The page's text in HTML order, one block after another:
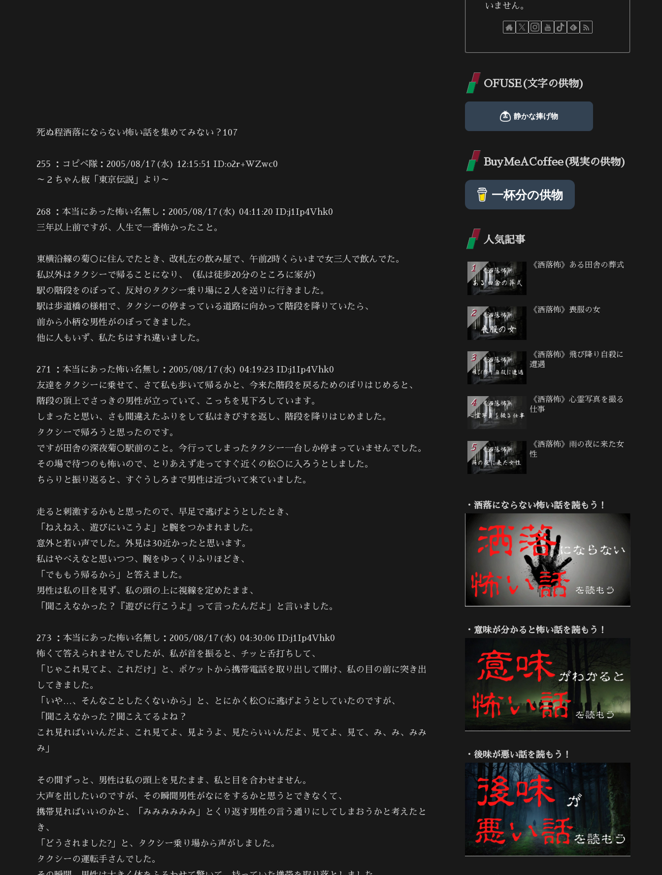
死ぬ程洒落にならない怖い話を集めてみない？107
255 ：コピペ隊：2005/08/17(水) 12:15:51 ID:o2r+WZwc0
～２ちゃん板「東京伝説」より～
268 ：本当にあった怖い名無し：2005/08/17(水) 04:11:20 ID:j1Ip4Vhk0
三年以上前ですが、人生で一番怖かったこと。
東横沿線の菊○に住んでたとき、改札左の飲み屋で、午前2時くらいまで女三人で飲んでた。
私以外はタクシーで帰ることになり、（私は徒歩20分のところに家が）
駅の階段をのぼって、反対のタクシー乗り場に２人を送りに行きました。
駅は歩道橋の様相で、タクシーの停まっている道路に向かって階段を降りていたら、
前から小柄な男性がのぼってきました。
他に人もいず、私たちはすれ違いました。
271 ：本当にあった怖い名無し：2005/08/17(水) 04:19:23 ID:j1Ip4Vhk0
友達をタクシーに乗せて、さて私も歩いて帰るかと、今来た階段を戻るためのぼりはじめると、
階段の頂上でさっきの男性が立っていて、こっちを見下ろしています。
しまったと思い、さも間違えたふりをして私はきびすを返し、階段を降りはじめました。
タクシーで帰ろうと思ったのです。
ですが田舎の深夜菊○駅前のこと。今行ってしまったタクシー一台しか停まっていませんでした。
その場で待つのも怖いので、とりあえず走ってすぐ近くの松○に入ろうとしました。
ちらりと振り返ると、すぐうしろまで男性は近づいて来ていました。
走ると刺激するかもと思ったので、早足で逃げようとしたとき、
「ねえねえ、遊びにいこうよ」と腕をつかまれました。
意外と若い声でした。外見は30近かったと思います。
私はやべえなと思いつつ、腕をゆっくりふりほどき、
「でももう帰るから」と答えました。
男性は私の目を見ず、私の頭の上に視線を定めたまま、
「聞こえなかった？『遊びに行こうよ』って言ったんだよ」と言いました。
273 ：本当にあった怖い名無し：2005/08/17(水) 04:30:06 ID:j1Ip4Vhk0
怖くて答えられませんでしたが、私が首を振ると、チッと舌打ちして、
「じゃこれ見てよ、これだけ」と、ポケットから携帯電話を取り出して開け、私の目の前に突き出
してきました。
「いや…、そんなことしたくないから」と、とにかく松○に逃げようとしていたのですが、
「聞こえなかった？聞こえてるよね？
これ見ればいいんだよ、これ見てよ、見ようよ、見たらいいんだよ、見てよ、見て、み、み、みみ
み」
その間ずっと、男性は私の頭上を見たまま、私と目を合わせません。
大声を出したいのですが、その瞬間男性がなにをするかと思うとできなくて、
携帯見ればいいのかと、「みみみみみみ」とくり返す男性の言う通りにしてしまおうかと考えたと
き、
「どうされました?」と、タクシー乗り場から声がしました。
タクシーの運転手さんでした。
いません。
OFUSE(文字の供物)
BuyMeACoffee(現実の供物)
一杯分の供物
人気記事
《洒落怖》ある田舎の葬式
《洒落怖》喪服の女
《洒落怖》飛び降り自殺に
遭遇
《洒落怖》心霊写真を撮る
仕事
《洒落怖》雨の夜に来た女
性
・洒落にならない怖い話を読もう！
・意味が分かると怖い話を読もう！
・後味が悪い話を読もう！